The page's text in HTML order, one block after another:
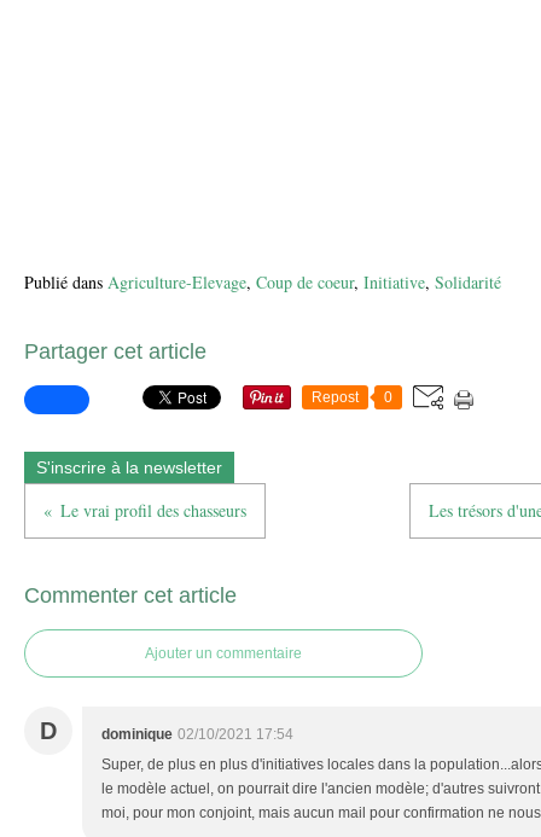
Publié dans Agriculture-Elevage, Coup de coeur, Initiative, Solidarité
Partager cet article
Repost 0
S'inscrire à la newsletter
Le vrai profil des chasseurs Les trésors
Commenter cet article
Ajouter un commentaire
D dominique 02/10/2021 17:54
Super, de plus en plus d'initiatives locales dans la
le modèle actuel, on pourrait dire l'ancien modèle; d'autres
moi, pour mon conjoint, mais aucun mail pour confirmation ne